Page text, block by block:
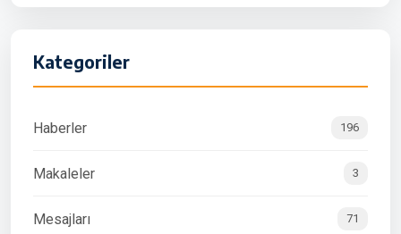
Kategoriler
Haberler 196
Makaleler 3
Mesajları 71